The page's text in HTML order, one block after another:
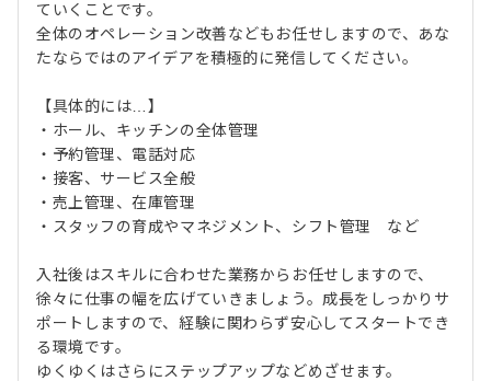
ていくことです。
全体のオペレーション改善などもお任せしますので、あな
たならではのアイデアを積極的に発信してください。
【具体的には…】
・ホール、キッチンの全体管理
・予約管理、電話対応
・接客、サービス全般
・売上管理、在庫管理
・スタッフの育成やマネジメント、シフト管理 など
入社後はスキルに合わせた業務からお任せしますので、
徐々に仕事の幅を広げていきましょう。成長をしっかりサ
ポートしますので、経験に関わらず安心してスタートでき
る環境です。
ゆくゆくはさらにステップアップなどめざせます。